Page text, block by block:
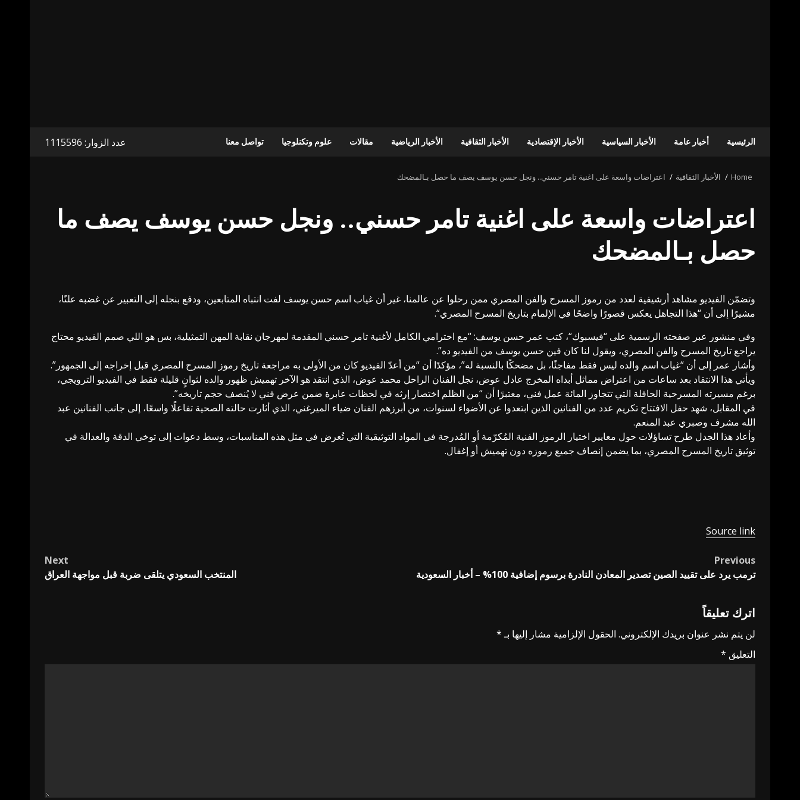
الرئيسية أخبار عامة الأخبار السياسية الأخبار الإقتصادية الأخبار الثقافية الأخبار الرياضية مقالات علوم وتكنلوجيا تواصل معنا عدد الزوار: 1115596
Home الأخبار الثقافية اعتراضات واسعة على اغنية تامر حسني.. ونجل حسن يوسف يصف ما حصل بـالمضحك
اعتراضات واسعة على اغنية تامر حسني.. ونجل حسن يوسف يصف ما
حصل بـالمضحك
وتضمّن الفيديو مشاهد أرشيفية لعدد من رموز المسرح والفن المصري ممن رحلوا عن عالمنا، غير أن غياب اسم حسن يوسف لفت انتباه المتابعين، ودفع بنجله إلى التعبير عن غضبه علنًا،
مشيرًا إلى أن “هذا التجاهل يعكس قصورًا واضحًا في الإلمام بتاريخ المسرح المصري“.
وفي منشور عبر صفحته الرسمية على “فيسبوك“، كتب عمر حسن يوسف: “مع احترامي الكامل لأغنية تامر حسني المقدمة لمهرجان نقابة المهن التمثيلية، بس هو اللي صمم الفيديو محتاج
يراجع تاريخ المسرح والفن المصري، ويقول لنا كان فين حسن يوسف من الفيديو ده”.
وأشار عمر إلى أن “غياب اسم والده ليس فقط مفاجئًا، بل مضحكًا بالنسبة له”، مؤكدًا أن “من أعدّ الفيديو كان من الأولى به مراجعة تاريخ رموز المسرح المصري قبل إخراجه إلى الجمهور”.
ويأتي هذا الانتقاد بعد ساعات من اعتراض مماثل أبداه المخرج عادل عوض، نجل الفنان الراحل محمد عوض، الذي انتقد هو الآخر تهميش ظهور والده لثوانٍ قليلة فقط في الفيديو الترويجي،
برغم مسيرته المسرحية الحافلة التي تتجاوز المائة عمل فني، معتبرًا أن “من الظلم اختصار إرثه في لحظات عابرة ضمن عرض فني لا يُنصف حجم تاريخه”.
في المقابل، شهد حفل الافتتاح تكريم عدد من الفنانين الذين ابتعدوا عن الأضواء لسنوات، من أبرزهم الفنان ضياء الميرغني، الذي أثارت حالته الصحية تفاعلًا واسعًا، إلى جانب الفنانين عبد
الله مشرف وصبري عبد المنعم.
وأعاد هذا الجدل طرح تساؤلات حول معايير اختيار الرموز الفنية المُكرّمة أو المُدرجة في المواد التوثيقية التي تُعرض في مثل هذه المناسبات، وسط دعوات إلى توخي الدقة والعدالة في
توثيق تاريخ المسرح المصري، بما يضمن إنصاف جميع رموزه دون تهميش أو إغفال.
Source link
Post
navigation
Previous
ترمب يرد على تقييد الصين تصدير المعادن النادرة برسوم إضافية 100% – أخبار السعودية
Next
المنتخب السعودي يتلقى ضربة قبل مواجهة العراق
اترك تعليقاً
لن يتم نشر عنوان بريدك الإلكتروني. الحقول الإلزامية مشار إليها بـ*
التعليق *